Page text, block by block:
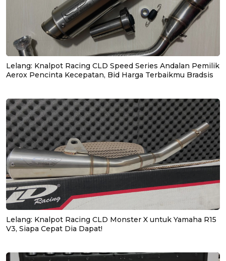
Lelang: Knalpot Racing CLD Speed Series Andalan Pemilik
Aerox Pencinta Kecepatan, Bid Harga Terbaikmu Bradsis
Lelang: Knalpot Racing CLD Monster X untuk Yamaha R15
V3, Siapa Cepat Dia Dapat!